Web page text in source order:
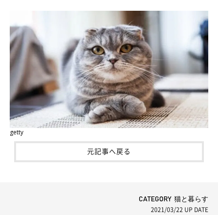
getty
元記事へ戻る
CATEGORY 猫と暮らす
2021/03/22 UP DATE